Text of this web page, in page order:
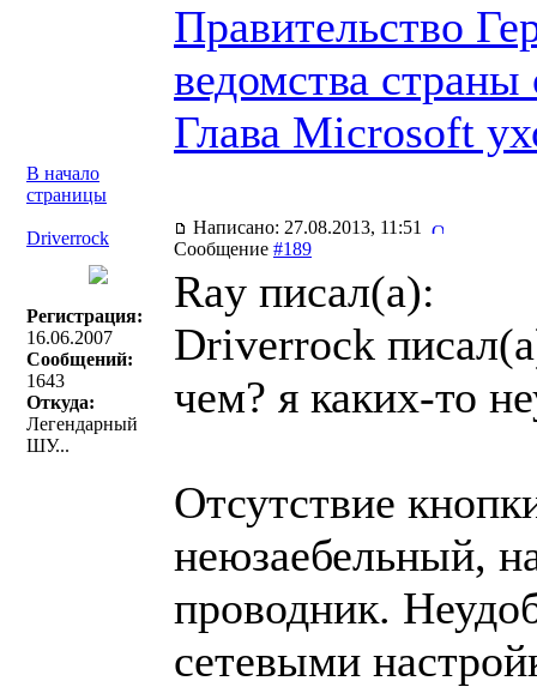
Правительство
ведомства
Глава Microsoft
В начало
страницы
Driverrock
Написано: 27.08.2013, 11:51
Сообщение #189
Регистрация:
16.06.2007
Сообщений:
1643
Откуда:
Легендарный
ШУ...
Ray писал(a):
Driverrock
чем? я каких-то
Отсутствие
неюзаебельный,
проводник.
сетевыми